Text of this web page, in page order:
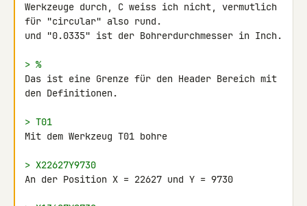
Werkzeuge durch, C weiss ich nicht, vermutlich
für "circular" also rund.
und "0.0335" ist der Bohrerdurchmesser in Inch.
> %
Das ist eine Grenze für den Header Bereich mit
den Definitionen.
> T01
Mit dem Werkzeug T01 bohre
> X22627Y9730
An der Position X = 22627 und Y = 9730